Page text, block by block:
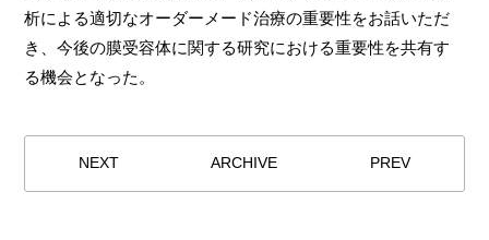
析による適切なオーダーメード治療の重要性をお話いただ
き、今後の膜受容体に関する研究における重要性を共有す
る機会となった。
NEXT ARCHIVE PREV